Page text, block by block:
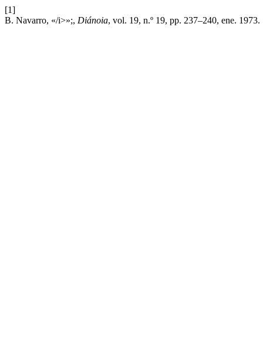
[1]
B. Navarro, «/i>»;, Diánoia, vol. 19, n.º 19, pp. 237–240, ene. 1973.